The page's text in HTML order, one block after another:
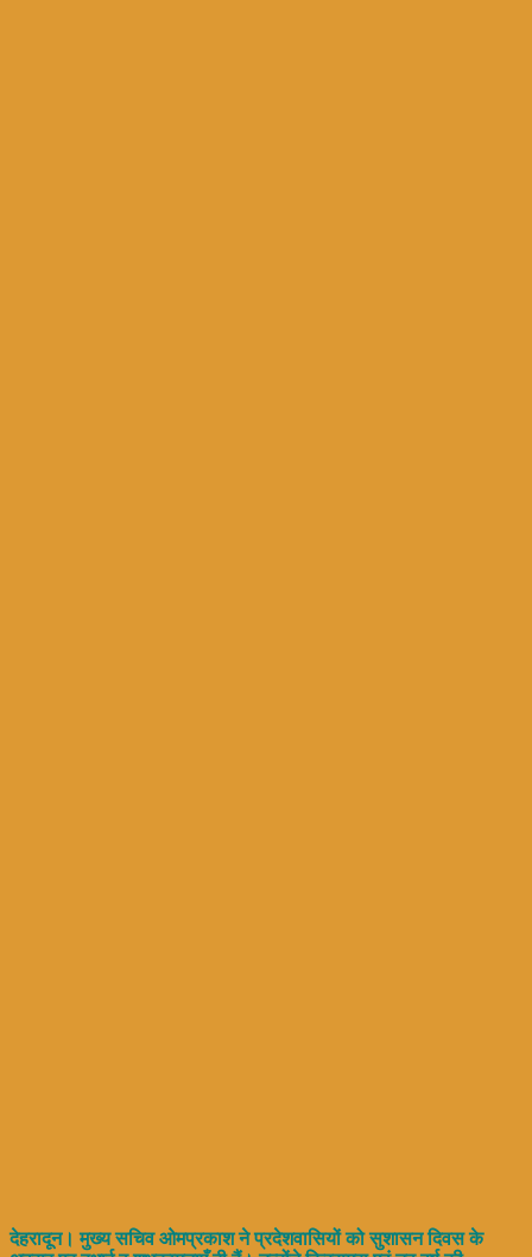
देहरादून। मुख्य सचिव ओमप्रकाश ने प्रदेशवासियों को सुशासन दिवस के